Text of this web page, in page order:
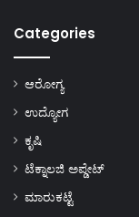
Categories
ಆರೋಗ್ಯ
ಉದ್ಯೋಗ
ಕೃಷಿ
ಟೆಕ್ನಾಲಜಿ ಅಪ್ಡೇಟ್
ಮಾರುಕಟ್ಟೆ